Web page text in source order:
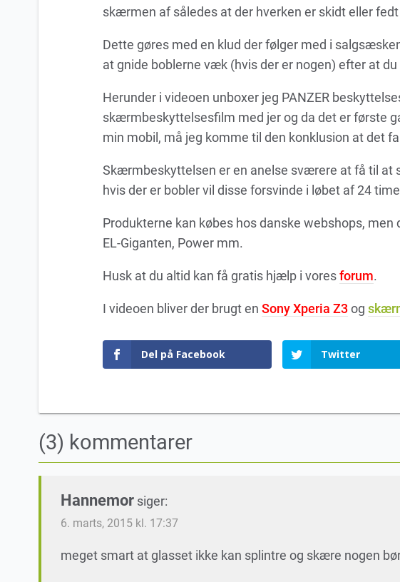
skærmen af således at der hverken er skidt eller
Dette gøres med en klud der følger med i
at gnide boblerne væk (hvis der er nogen) efter at
Herunder i videoen unboxer jeg PANZER
skærmbeskyttelsesfilm med jer og da det er første
min mobil, må jeg komme til den konklusion at det
Skærmbeskyttelsen er en anelse sværere at få til at
hvis der er bobler vil disse forsvinde i løbet af 24
Produkterne kan købes hos danske webshops,
EL-Giganten, Power mm.
Husk at du altid kan få gratis hjælp i voresforum.
I videoen bliver der brugt en Sony Xperia Z3og
Del på Facebook Twitter
(3) kommentarer
Hannemor siger:
6. marts, 2015 kl. 17:37
meget smart at glasset ikke kan splintre og skære nogen